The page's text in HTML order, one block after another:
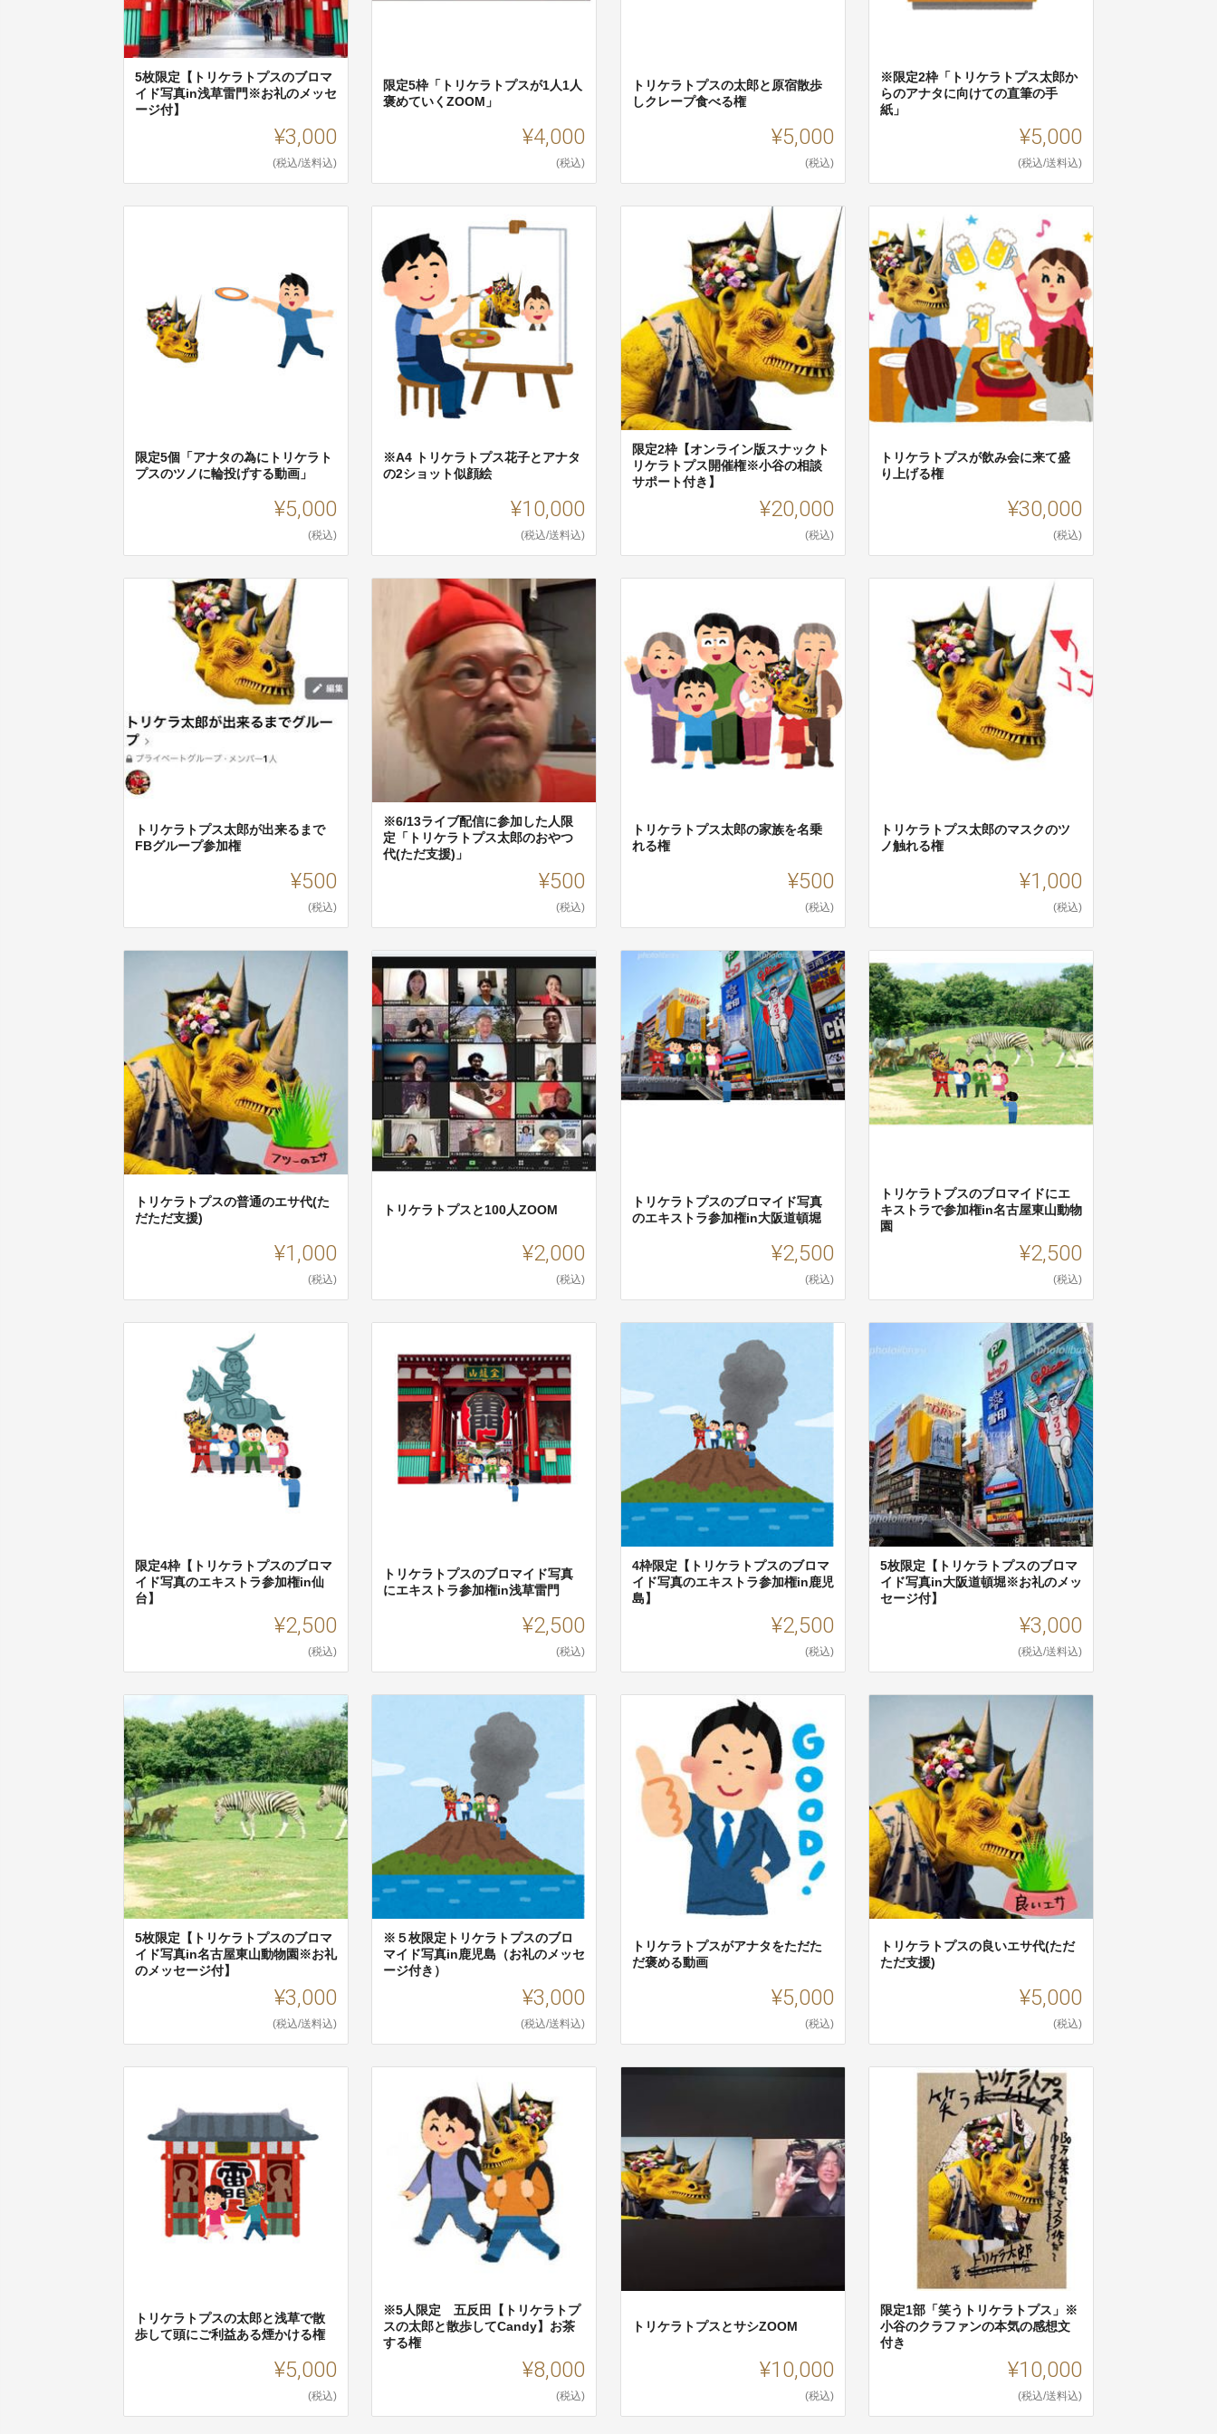
5枚限定【トリケラトプスのブロマ
イド写真in浅草雷門※お礼のメッセ
ージ付】
¥3,000
(税込/送料込)
限定5枠「トリケラトプスが1人1人
褒めていくZOOM」
¥4,000
(税込)
トリケラトプスの太郎と原宿散歩
しクレープ食べる権
¥5,000
(税込)
※限定2枠「トリケラトプス太郎か
らのアナタに向けての直筆の手
紙」
¥5,000
(税込/送料込)
限定5個「アナタの為にトリケラト
プスのツノに輪投げする動画」
¥5,000
(税込)
※A4 トリケラトプス花子とアナタ
の2ショット似顔絵
¥10,000
(税込/送料込)
限定2枠【オンライン版スナックト
リケラトプス開催権※小谷の相談
サポート付き】
¥20,000
(税込)
トリケラトプスが飲み会に来て盛
り上げる権
¥30,000
(税込)
トリケラトプス太郎が出来るまで
FBグループ参加権
¥500
(税込)
※6/13ライブ配信に参加した人限
定「トリケラトプス太郎のおやつ
代(ただ支援)」
¥500
(税込)
トリケラトプス太郎の家族を名乗
れる権
¥500
(税込)
トリケラトプス太郎のマスクのツ
ノ触れる権
¥1,000
(税込)
トリケラトプスの普通のエサ代(た
だただ支援)
¥1,000
(税込)
トリケラトプスと100人ZOOM
¥2,000
(税込)
トリケラトプスのブロマイド写真
のエキストラ参加権in大阪道頓堀
¥2,500
(税込)
トリケラトプスのブロマイドにエ
キストラで参加権in名古屋東山動物
園
¥2,500
(税込)
限定4枠【トリケラトプスのブロマ
イド写真のエキストラ参加権in仙
台】
¥2,500
(税込)
トリケラトプスのブロマイド写真
にエキストラ参加権in浅草雷門
¥2,500
(税込)
4枠限定【トリケラトプスのブロマ
イド写真のエキストラ参加権in鹿児
島】
¥2,500
(税込)
5枚限定【トリケラトプスのブロマ
イド写真in大阪道頓堀※お礼のメッ
セージ付】
¥3,000
(税込/送料込)
5枚限定【トリケラトプスのブロマ
イド写真in名古屋東山動物園※お礼
のメッセージ付】
¥3,000
(税込/送料込)
※５枚限定トリケラトプスのブロ
マイド写真in鹿児島（お礼のメッセ
ージ付き）
¥3,000
(税込/送料込)
トリケラトプスがアナタをただた
だ褒める動画
¥5,000
(税込)
トリケラトプスの良いエサ代(ただ
ただ支援)
¥5,000
(税込)
トリケラトプスの太郎と浅草で散
歩して頭にご利益ある煙かける権
¥5,000
(税込)
※5人限定 五反田【トリケラトプ
スの太郎と散歩してCandy】お茶
する権
¥8,000
(税込)
トリケラトプスとサシZOOM
¥10,000
(税込)
限定1部「笑うトリケラトプス」※
小谷のクラファンの本気の感想文
付き
¥10,000
(税込/送料込)